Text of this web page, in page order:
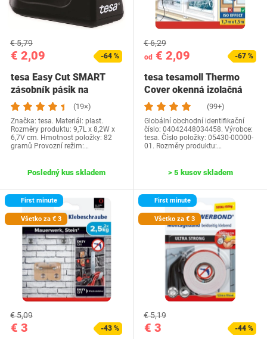
€ 2,09
€ 5,79
-64 %
tesa Easy Cut SMART
zásobník pásik na
stoly/kompaktný…
(19×)
Značka: tesa. Materiál: plast.
Rozměry produktu: 9,7L x 8,2W x
6,7V cm. Hmotnost položky: 82
gramů Provozní režim:…
Posledný kus skladem
od € 2,09
€ 6,29
-67 %
tesa tesamoll Thermo
Cover okenná izolačná
fólia -…
(99+)
Globální obchodní identifikační
číslo: 04042448034458. Výrobce:
tesa. Číslo položky: 05430-00000-
01. Rozměry produktu:…
> 5 kusov skladem
First minute
Všetko za € 3
€ 3
€ 5,09
-43 %
First minute
Všetko za € 3
€ 3
€ 5,19
-44 %